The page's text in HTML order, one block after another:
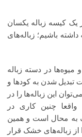
یک کیسه زباله یکسان
باشیم؛ زباله‌های
میوه‌ها در دسته زباله
تبدیل شدن به کودها و
این زباله‌ها را در
چنین کاری در
به محال است و همین
زباله‌های خشک قرار